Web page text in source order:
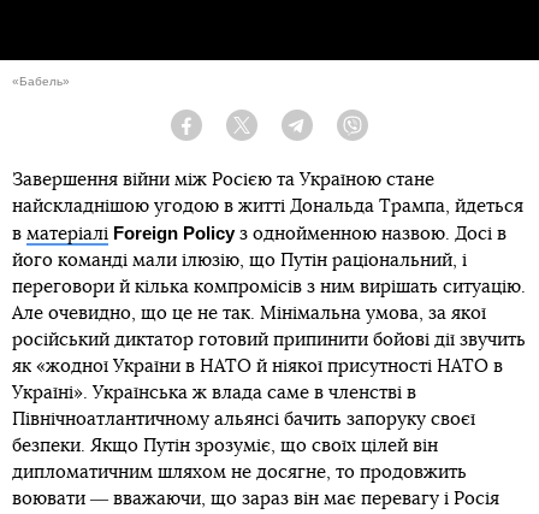
«Бабель»
Facebook Twitter Telegram
Завершення війни між Росією та Україною стане
найскладнішою угодою в житті Дональда Трампа, йдеться
в матеріалі Foreign Policyз однойменною назвою. Досі в
його команді мали ілюзію, що Путін раціональний, і
переговори й кілька компромісів з ним вирішать ситуацію.
Але очевидно, що це не так. Мінімальна умова, за якої
російський диктатор готовий припинити бойові дії звучить
як «жодної України в НАТО й ніякої присутності НАТО в
Україні». Українська ж влада саме в членстві в
Північноатлантичному альянсі бачить запоруку своєї
безпеки. Якщо Путін зрозуміє, що своїх цілей він
дипломатичним шляхом не досягне, то продовжить
воювати ― вважаючи, що зараз він має перевагу і Росія